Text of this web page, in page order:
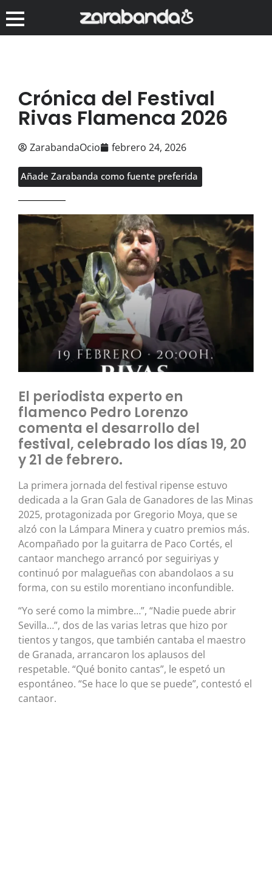
Crónica del Festival
Rivas Flamenca 2026
ZarabandaOcio febrero 24, 2026
Añade Zarabanda como fuente preferida
El periodista experto en
flamenco Pedro Lorenzo
comenta el desarrollo del
festival, celebrado los días 19, 20
y 21 de febrero.
La primera jornada del festival ripense estuvo
dedicada a la Gran Gala de Ganadores de las Minas
2025, protagonizada por Gregorio Moya, que se
alzó con la Lámpara Minera y cuatro premios más.
Acompañado por la guitarra de Paco Cortés, el
cantaor manchego arrancó por seguiriyas y
continuó por malagueñas con abandolaos a su
forma, con su estilo morentiano inconfundible.
“Yo seré como la mimbre…”, “Nadie puede abrir
Sevilla…”, dos de las varias letras que hizo por
tientos y tangos, que también cantaba el maestro
de Granada, arrancaron los aplausos del
respetable. “Qué bonito cantas”, le espetó un
espontáneo. “Se hace lo que se puede”, contestó el
cantaor.